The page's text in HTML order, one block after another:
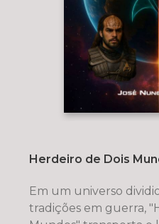
Herdeiro de Dois
Em um universo
tradições em guerra,